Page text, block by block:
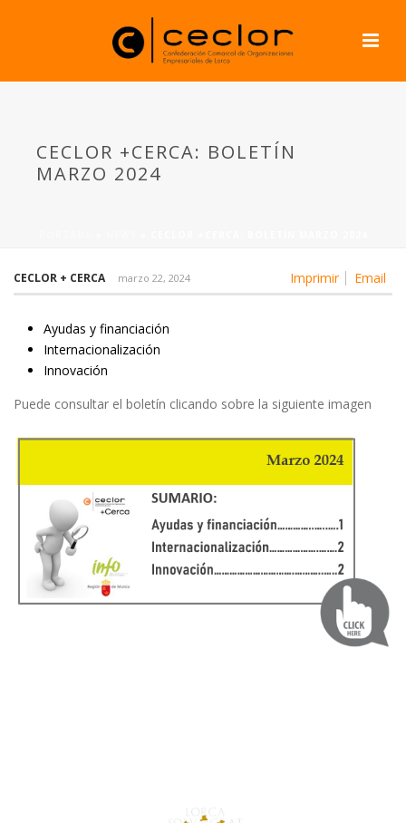
CECLOR +CERCA: BOLETÍN
MARZO 2024
Imprimir Email
CECLOR + CERCA marzo 22, 2024
Ayudas y financiación
Internacionalización
Innovación
Puede consultar el boletín clicando sobre la siguiente imagen